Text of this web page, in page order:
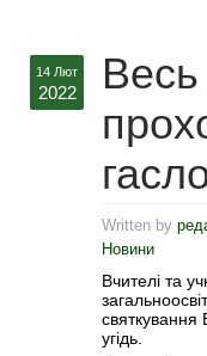
14 Лют
2022
Written by
Новини
Вчителі та
святкування
угідь.